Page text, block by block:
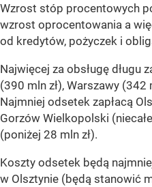
Wzrost stóp procentowych
wzrost oprocentowania a
od kredytów, pożyczek i
Najwięcej za obsługę długu
(390 mln zł), Warszawy (342
Najmniej odsetek zapłacą
Gorzów Wielkopolski
(poniżej 28 mln zł).
Koszty odsetek będą
w Olsztynie (będą stanowić